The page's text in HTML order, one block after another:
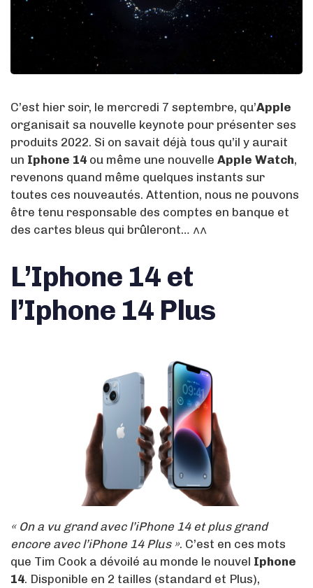
C’est hier soir, le mercredi 7 septembre, qu’Apple
organisait sa nouvelle keynote pour présenter ses
produits 2022. Si on savait déjà tous qu’il y aurait
un Iphone 14 ou même une nouvelle Apple Watch,
revenons quand même quelques instants sur
toutes ces nouveautés. Attention, nous ne pouvons
être tenu responsable des comptes en banque et
des cartes bleus qui brûleront… ^^
L’Iphone 14 et
l’Iphone 14 Plus
« On a vu grand avec l’iPhone 14 et plus grand
encore avec l’iPhone 14 Plus ». C’est en ces mots
que Tim Cook a dévoilé au monde le nouvel Iphone
14. Disponible en 2 tailles (standard et Plus),